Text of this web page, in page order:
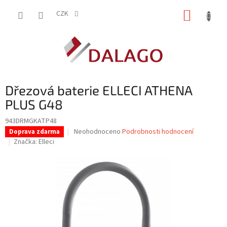
CZK
Dřezová baterie ELLECI ATHENA
PLUS G48
943DRMGKATP48
Doprava zdarma
Průměrné
0,0
z
5
hvězdiček.
Neohodnoceno Podrobnosti hodnocení
Značka: Elleci